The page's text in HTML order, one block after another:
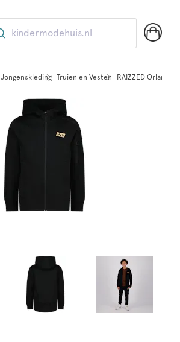
kindermodehuis.nl
Jongenskleding Truien en Vesten RAIZZED Orlando